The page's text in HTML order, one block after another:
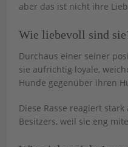
aber das ist nicht ihre
Wie liebevoll sind
Durchaus einer seiner
sie aufrichtig loyale,
Hunde gegenüber ihren
Diese Rasse reagiert
Besitzers, weil sie eng